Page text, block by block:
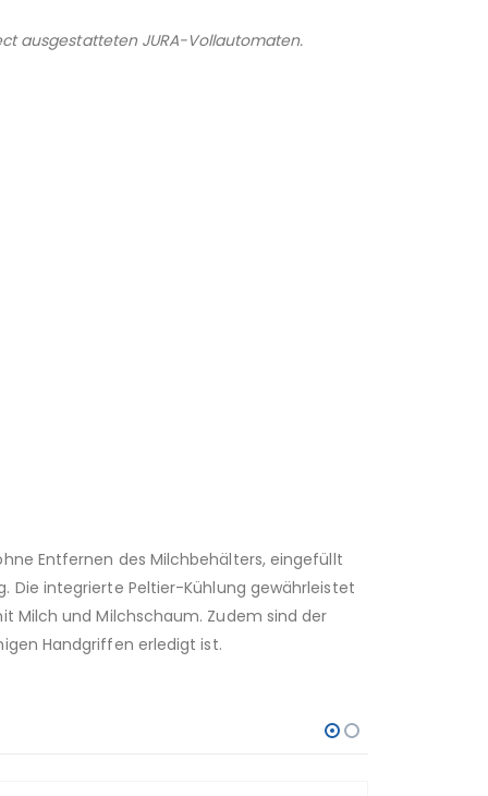
ausgestatteten JURA-Vollautomaten.
Entfernen des Milchbehälters, eingefüllt
Die integrierte Peltier-Kühlung gewährleistet
Milch und Milchschaum. Zudem sind der
Handgriffen erledigt ist.